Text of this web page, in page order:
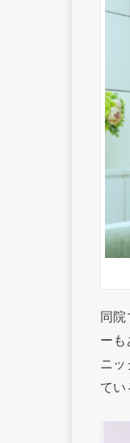
同
ー
ニ
てい